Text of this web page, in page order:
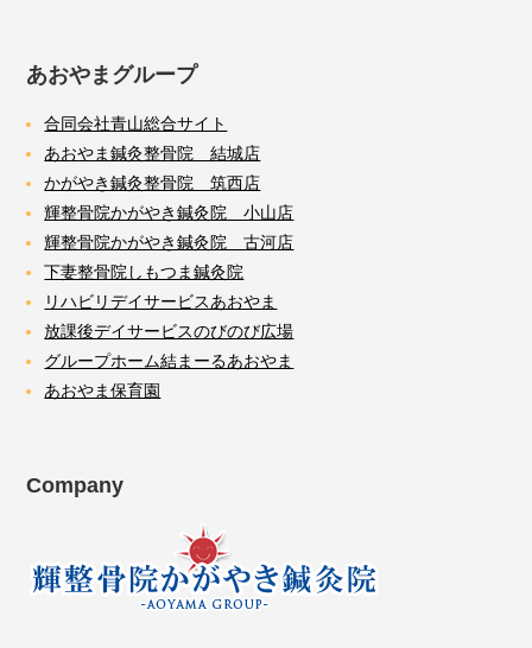
あおやまグループ
合同会社青山総合サイト
あおやま鍼灸整骨院 結城店
かがやき鍼灸整骨院 筑西店
輝整骨院かがやき鍼灸院 小山店
輝整骨院かがやき鍼灸院 古河店
下妻整骨院しもつま鍼灸院
リハビリデイサービスあおやま
放課後デイサービスのびのび広場
グループホーム結まーるあおやま
あおやま保育園
Company